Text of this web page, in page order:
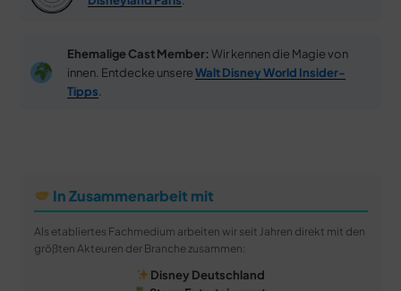
Ehemalige Cast Member: Wir kennen die Magie von
innen. Entdecke unsereWalt Disney World Insider-
Tipps
In Zusammenarbeit mit
Als etabliertes Fachmedium arbeiten wir seit Jahren direkt mit den
größten Akteuren der Branche zusammen:
Disney Deutschland